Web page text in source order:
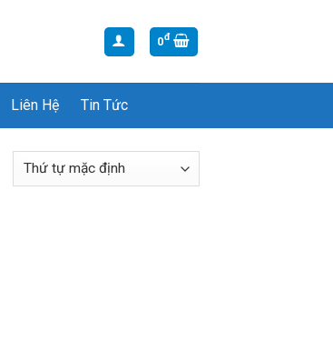
0đ
Liên Hệ Tin Tức